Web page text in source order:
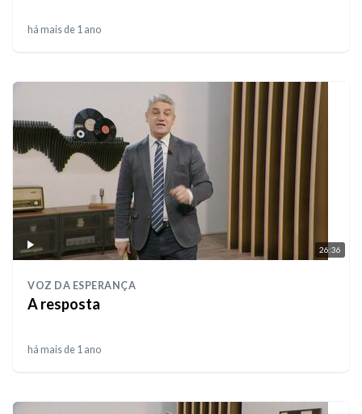
há mais de 1 ano
26:36
VOZ DA ESPERANÇA
A resposta
há mais de 1 ano